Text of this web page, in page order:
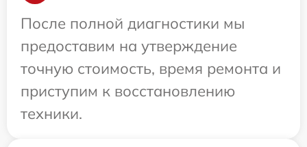
После полной диагностики мы
предоставим на утверждение
точную стоимость, время ремонта и
приступим к восстановлению
техники.